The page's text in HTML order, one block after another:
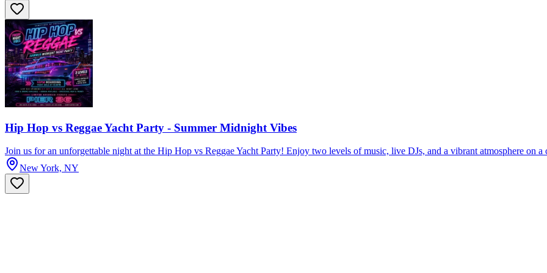
Hip Hop vs Reggae Yacht Party - Summer Midnight Vibes
Join us for an unforgettable night at the Hip Hop vs Reggae Yacht Party! Enjoy two levels of music, live DJs, and a vibrant atmosphere on a
New York, NY